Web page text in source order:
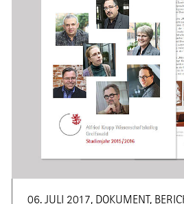
06. JULI 2017, DOKUMENT,